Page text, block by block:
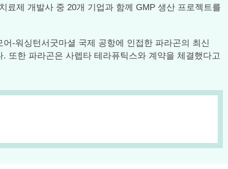
료제 개발사 중 20개 기업과 함께 GMP 생산 프로젝트를
-워싱턴서굿마셜 국제 공항에 인접한 파라곤의 최신
또한 파라곤은 사렙타 테라퓨틱스와 계약을 체결했다고